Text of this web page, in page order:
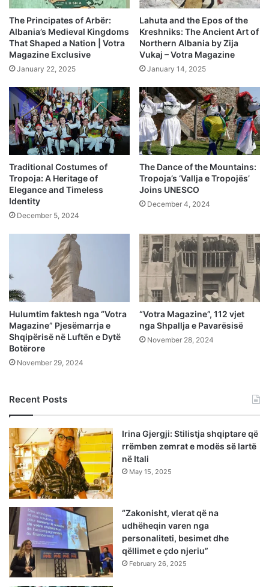
The Principates of Arbër:
Albania’s Medieval Kingdoms
That Shaped a Nation | Votra
Magazine Exclusive
January 22, 2025
Lahuta and the Epos of the
Kreshniks: The Ancient Art of
Northern Albania by Zija
Vukaj – Votra Magazine
January 14, 2025
Traditional Costumes of
Tropoja: A Heritage of
Elegance and Timeless
Identity
December 5, 2024
The Dance of the Mountains:
Tropoja’s ‘Vallja e Tropojës’
Joins UNESCO
December 4, 2024
Hulumtim faktesh nga “Votra
Magazine” Pjesëmarrja e
Shqipërisë në Luftën e Dytë
Botërore
November 29, 2024
“Votra Magazine”, 112 vjet
nga Shpallja e Pavarësisë
November 28, 2024
Recent Posts
Irina Gjergji: Stilistja shqiptare që
rrëmben zemrat e modës së lartë
në Itali
May 15, 2025
“Zakonisht, vlerat që na
udhëheqin varen nga
personaliteti, besimet dhe
qëllimet e çdo njeriu”
February 26, 2025